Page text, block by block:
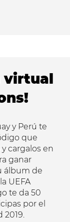
virtual
y Perú te
que
cargalos en
ganar
álbum de
UEFA
te da 50
por el
2019.